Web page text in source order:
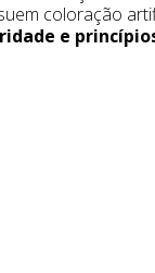
coloração
e